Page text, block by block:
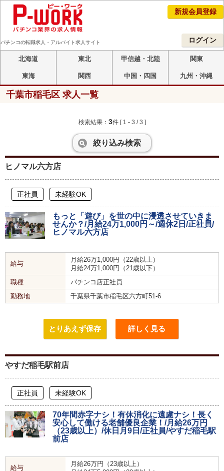
新規会員登録
ログイン
パチンコの転職求人・アルバイト求人サイト
北海道 東北 甲信越・北陸 関東
東海 関西 中国・四国 九州・沖縄
千葉市稲毛区 求人一覧
検索結果： 3件 [ 1 - 3 / 3 ]
絞り込み検索
ヒノマル六方店
正社員 未経験OK
もっと「遊び」を世の中に浸透させていきま
せんか？/月給24万1,000円～/週休2日/正社員/
ヒノマル六方店
給与
月給26万1,000円（22歳以上）
月給24万1,000円（21歳以下）
職種
パチンコ店正社員
勤務地
千葉県千葉市稲毛区六方町51-6
とりあえず保存 詳しく見る
やすだ稲毛駅前店
正社員 未経験OK
70年間赤字ナシ！有休消化に遠慮ナシ！長く
安心して働ける老舗優良企業！/月給26万円
（23歳以上）/休日月9日/正社員/やすだ稲毛駅
前店
給与
月給26万円（23歳以上）